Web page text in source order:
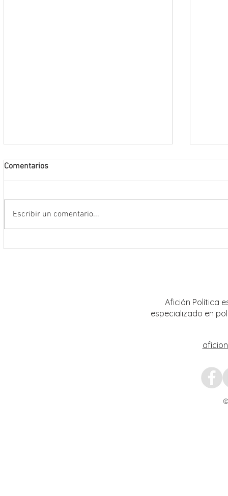
Comentarios
Escribir un comentario...
Afición Política
especializado en